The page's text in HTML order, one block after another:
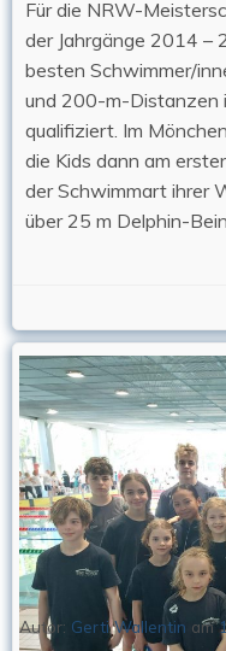
Für die NRW-
der Jahrgänge 2014 –
besten Schwimmer/
und 200-m-Distanzen
qualifiziert. Im
die Kids dann am
der Schwimmart ihrer
über 25 m Delphin-
Autor: Gerti Wallentin am